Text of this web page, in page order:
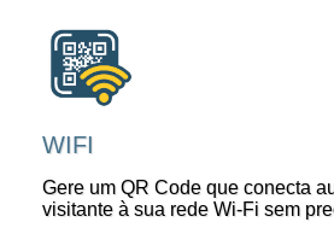
WIFI
Gere um QR Code que conecta
visitante à sua rede Wi-Fi sem